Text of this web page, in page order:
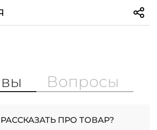
Вопросы
ПРО ТОВАР?